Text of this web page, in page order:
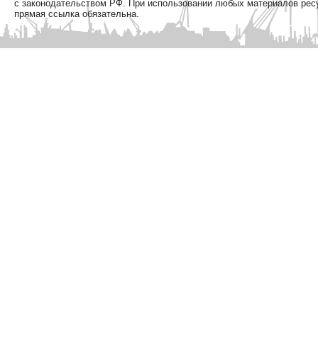
с законодательством РФ. При использовании любых материалов
прямая ссылка обязательна.